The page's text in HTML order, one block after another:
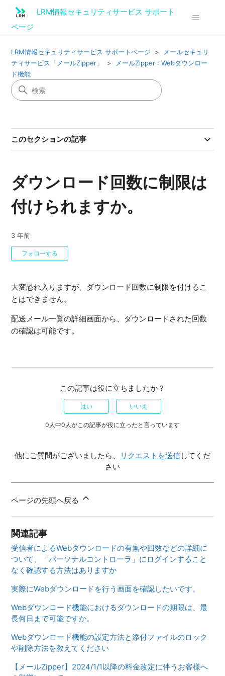
LRM情報セキュリティサービス サポート
ページ
LRM情報セキュリティサービス サポートページ
メールセキュリ
ティサービス「メールZipper」
メールZipper : Webダウンロー
ド機能
このセクションの記事
ダウンロード回数に制限は
付けられますか。
3 年前
フォローする
大変恐れ入りますが、ダウンロード回数に制限を付けるこ
とはできません。
配送メール一覧の詳細画面から、ダウンロードされた回数
の確認は可能です。
この記事は役に立ちましたか？
はい いいえ
0人中0人がこの記事が役に立ったと言っています
他にご質問がございましたら、 リクエストを送信してくだ
さい
ページの先頭へ戻る
関連記事
受信者によるWebダウンロードの有無や回数などの詳細に
ついて、「パーソナルコントローラ」にログインすること
なく確認する方法はありますか
実際にWebダウンロードを行う画面を確認したいです。
Webダウンロード機能におけるダウンロードの期限は、最
長何日まで可能ですか。
Webダウンロード機能の設定方法と添付ファイルのロック
や削除方法を教えてください
【メールZipper】2024/1/1以降の料金改定に伴うお客様へ